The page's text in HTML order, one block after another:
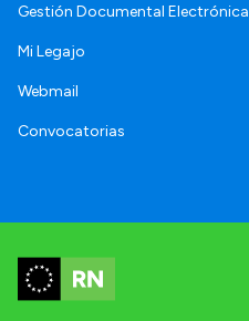
Gestión Documental Electrónica
Mi Legajo
Webmail
Convocatorias